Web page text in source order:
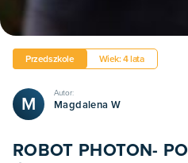
Przedszkole Wiek: 4 lata
M
Autor:
Magdalena W
ROBOT PHOTON-